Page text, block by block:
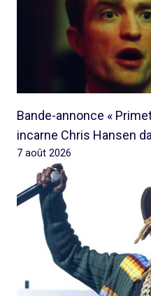
Bande-annonce «
incarne Chris Hansen
7 août 2026